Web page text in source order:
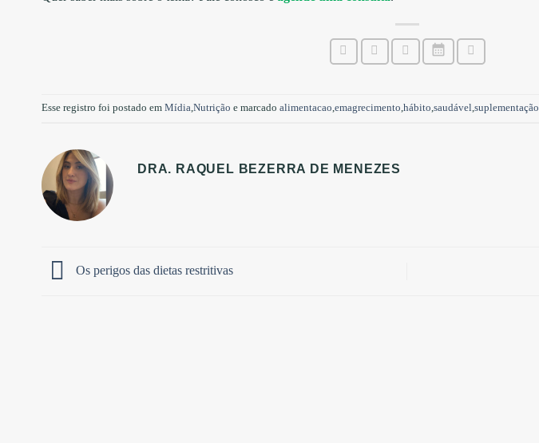
Esse registro foi postado em Mídia,Nutrição e marcado alimentacao,emagrecimento,hábito,saudável,suplementação
DRA. RAQUEL BEZERRA DE MENEZES
Os perigos das dietas restritivas